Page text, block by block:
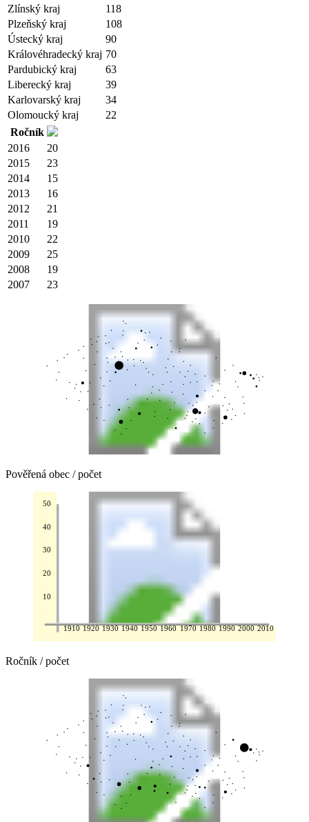
Zlínský kraj
118
Plzeňský kraj
108
Ústecký kraj
90
Královéhradecký kraj 70
Pardubický kraj
63
Liberecký kraj
39
Karlovarský kraj
34
Olomoucký kraj
22
Ročník
2016
20
2015
23
2014
15
2013
16
2012
21
2011
19
2010
22
2009
25
2008
19
2007
23
Pověřená obec / počet
1910 1920 1930 1940 1950 1960 1970 1980 1990 2000 2010
10
20
30
40
50
Ročník / počet